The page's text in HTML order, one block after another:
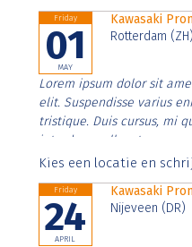
Friday
01
MAY
Kawasaki
Rotterdam (ZH)
Lorem ipsum dolor sit
elit. Suspendisse varius
tristique. Duis cursus, mi
interdum nulla, ut
Aenean faucibus nibh et
Kies een locatie en
Friday
24
APRIL
Kawasaki
Nijeveen (DR)